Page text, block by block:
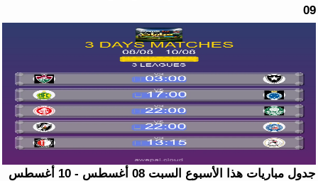
09
جدول مباريات هذا الأسبوع السبت 08 أغسطس - 10 أغسطس